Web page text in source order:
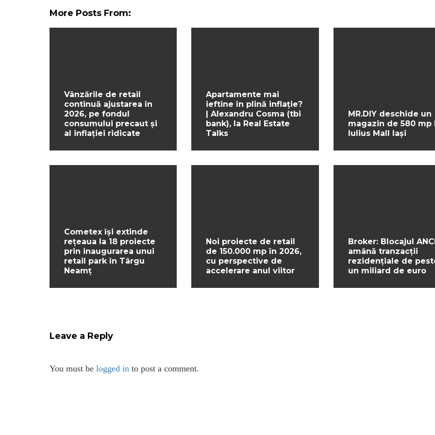
More Posts From:
Vânzările de retail
continuă ajustarea în
2026, pe fondul
consumului precaut și
al inflației ridicate
Apartamente mai
ieftine în plină inflație?
| Alexandru Cosma (tbi
bank), la Real Estate
Talks
MR.DIY deschide un
magazin de 580 mp
Iulius Mall Iași
Cometex își extinde
rețeaua la 18 proiecte
prin inaugurarea unui
retail park în Târgu
Neamț
Noi proiecte de retail
de 150.000 mp în 2026,
cu perspective de
accelerare anul viitor
Broker: Blocajul
amână tranzacții
rezidențiale de
un miliard de euro
Leave a Reply
You must be logged in to post a comment.